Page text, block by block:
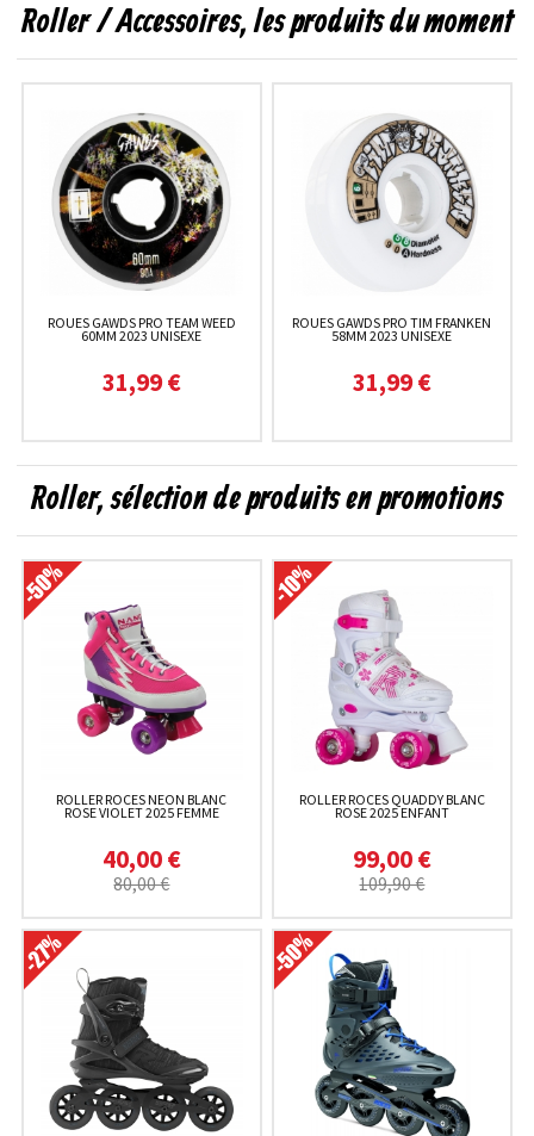
Roller / Accessoires, les produits du moment
ROUES GAWDS PRO TEAM WEED
60MM 2023 UNISEXE
31,99 €
ROUES GAWDS PRO TIM FRANKEN
58MM 2023 UNISEXE
31,99 €
Roller, sélection de produits en promotions
ROLLER ROCES NEON BLANC
ROSE VIOLET 2025 FEMME
40,00 €
80,00 €
ROLLER ROCES QUADDY BLANC
ROSE 2025 ENFANT
99,00 €
109,90 €